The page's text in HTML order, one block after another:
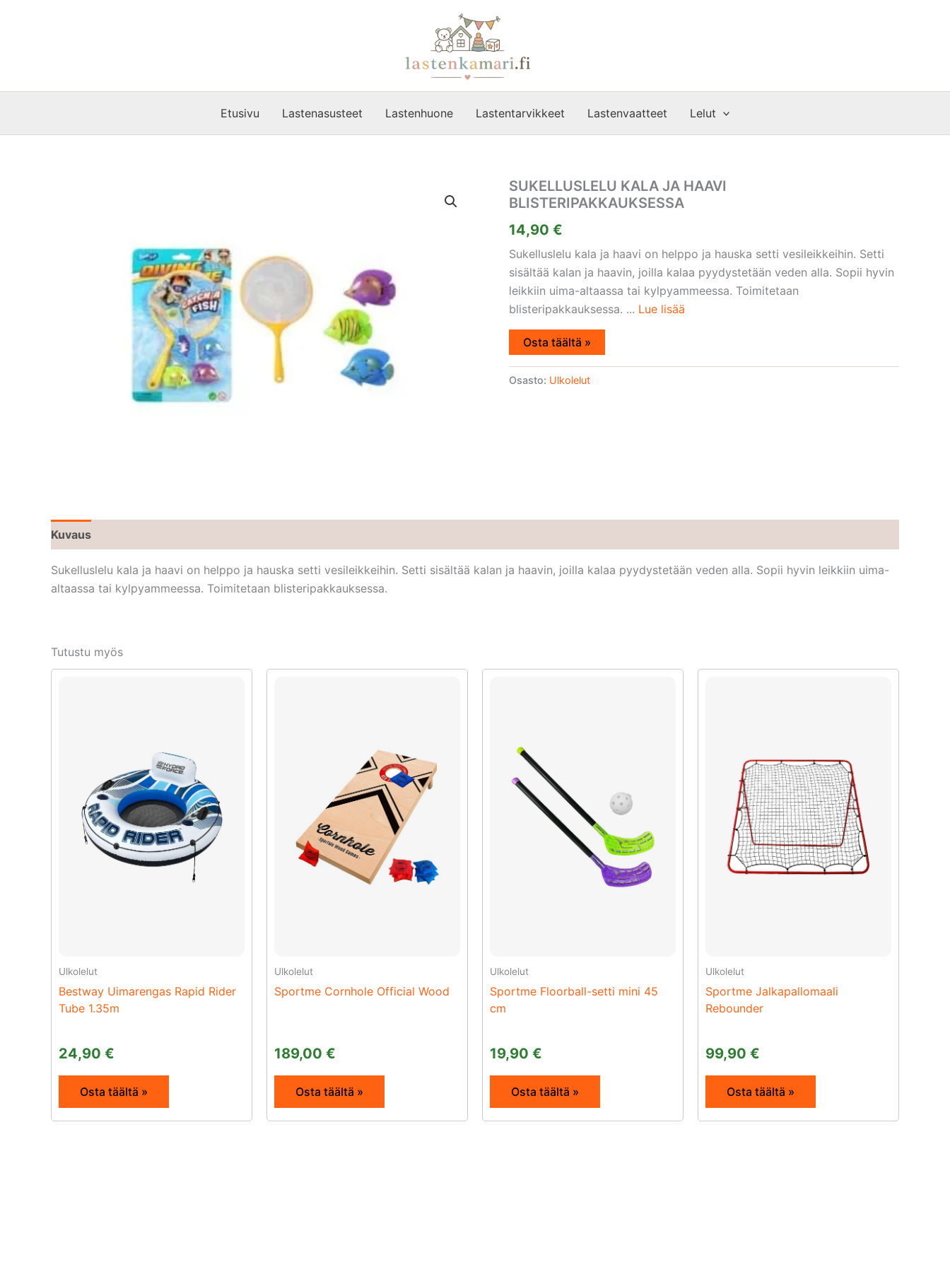
Etusivu Lastenasusteet Lastenhuone Lastentarvikkeet Lastenvaatteet Lelut
SUKELLUSLELU KALA JA HAAVI
BLISTERIPAKKAUKSESSA
14,90 €
Sukelluslelu kala ja haavi on helppo ja hauska setti vesileikkeihin. Setti
sisältää kalan ja haavin, joilla kalaa pyydystetään veden alla. Sopii hyvin
leikkiin uima-altaassa tai kylpyammeessa. Toimitetaan
blisteripakkauksessa. ... Lue lisää
Osta täältä »
Osasto: Ulkolelut
Kuvaus
Sukelluslelu kala ja haavi on helppo ja hauska setti vesileikkeihin. Setti sisältää kalan ja haavin, joilla kalaa pyydystetään veden alla. Sopii hyvin leikkiin uima-
altaassa tai kylpyammeessa. Toimitetaan blisteripakkauksessa.
Tutustu myös
Ulkolelut
Bestway Uimarengas Rapid Rider
Tube 1.35m
24,90 €
Osta täältä »
Ulkolelut
Sportme Cornhole Official Wood
189,00 €
Osta täältä »
Ulkolelut
Sportme Floorball-setti mini 45
cm
19,90 €
Osta täältä »
Ulkolelut
Sportme Jalkapallomaali
Rebounder
99,90 €
Osta täältä »